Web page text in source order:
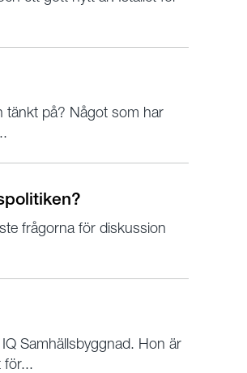
tänkt på? Något som har
frågorna för diskussion
Samhällsbyggnad. Hon är
för...